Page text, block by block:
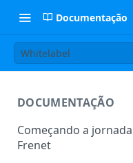
Documentação
Whitelabel
DOCUMENTAÇÃO
Começando a
Frenet